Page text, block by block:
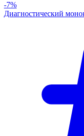
-7%
Диагностический